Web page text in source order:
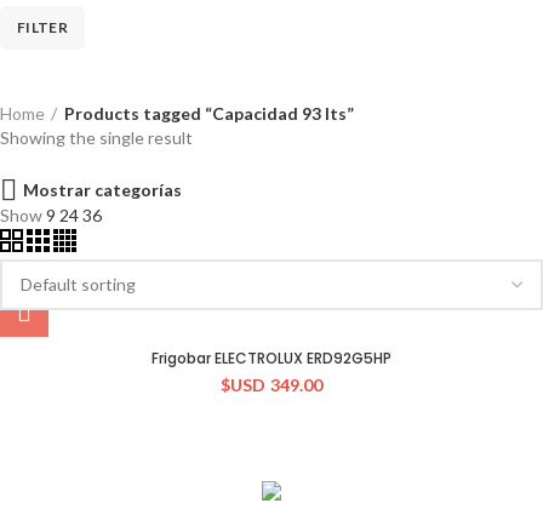
FILTER
Home
Products tagged “Capacidad 93 lts”
Showing the single result
Mostrar categorías
Show9 2436
Frigobar ELECTROLUX ERD92G5HP
$USD 349.00